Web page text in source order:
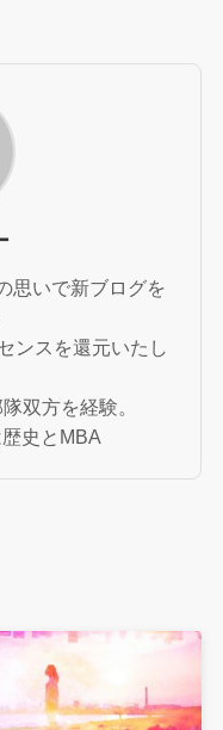
思いで新ブログを
ンスを還元いたし
双方を経験。
史とMBA